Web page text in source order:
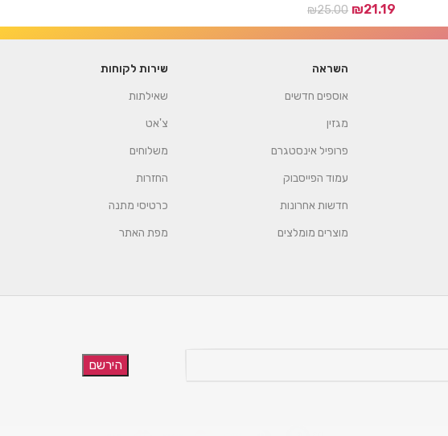
₪25.00 ₪21.19
השראה
אוספים חדשים
מגזין
פרופיל אינסטגרם
עמוד הפייסבוק
חדשות אחרונות
מוצרים מומלצים
שירות לקוחות
שאילתות
צ'אט
משלוחים
החזרות
כרטיסי מתנה
מפת האתר
הירשם